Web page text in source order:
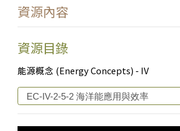
資源內容
資源目錄
能源概念 (Energy Concepts) - IV